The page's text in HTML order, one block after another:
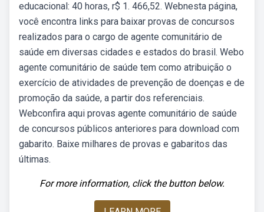
educacional: 40 horas, r$ 1. 466,52. Webnesta página,
você encontra links para baixar provas de concursos
realizados para o cargo de agente comunitário de
saúde em diversas cidades e estados do brasil. Webo
agente comunitário de saúde tem como atribuição o
exercício de atividades de prevenção de doenças e de
promoção da saúde, a partir dos referenciais.
Webconfira aqui provas agente comunitário de saúde
de concursos públicos anteriores para download com
gabarito. Baixe milhares de provas e gabaritos das
últimas.
For more information, click the button below.